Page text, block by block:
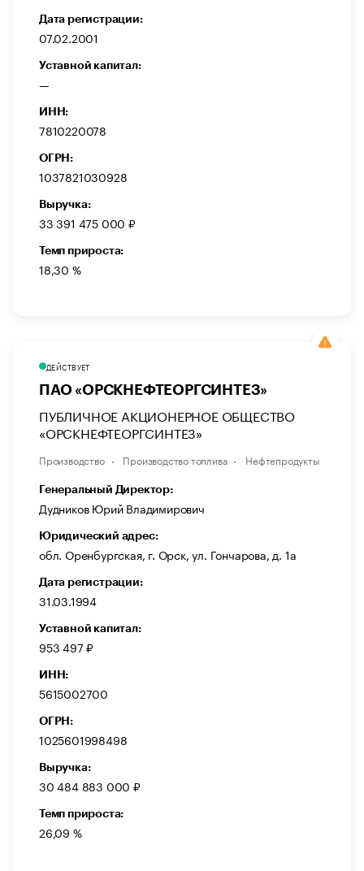
Дата регистрации:
07.02.2001
Уставной капитал:
—
ИНН:
7810220078
ОГРН:
1037821030928
Выручка:
33 391 475 000 ₽
Темп прироста:
18,30 %
ДЕЙСТВУЕТ
ПАО «ОРСКНЕФТЕОРГСИНТЕЗ»
ПУБЛИЧНОЕ АКЦИОНЕРНОЕ ОБЩЕСТВО
«ОРСКНЕФТЕОРГСИНТЕЗ»
Производство Производство топлива Нефтепродукты
Генеральный Директор:
Дудников Юрий Владимирович
Юридический адрес:
обл. Оренбургская, г. Орск, ул. Гончарова, д. 1а
Дата регистрации:
31.03.1994
Уставной капитал:
953 497 ₽
ИНН:
5615002700
ОГРН:
1025601998498
Выручка:
30 484 883 000 ₽
Темп прироста:
26,09 %